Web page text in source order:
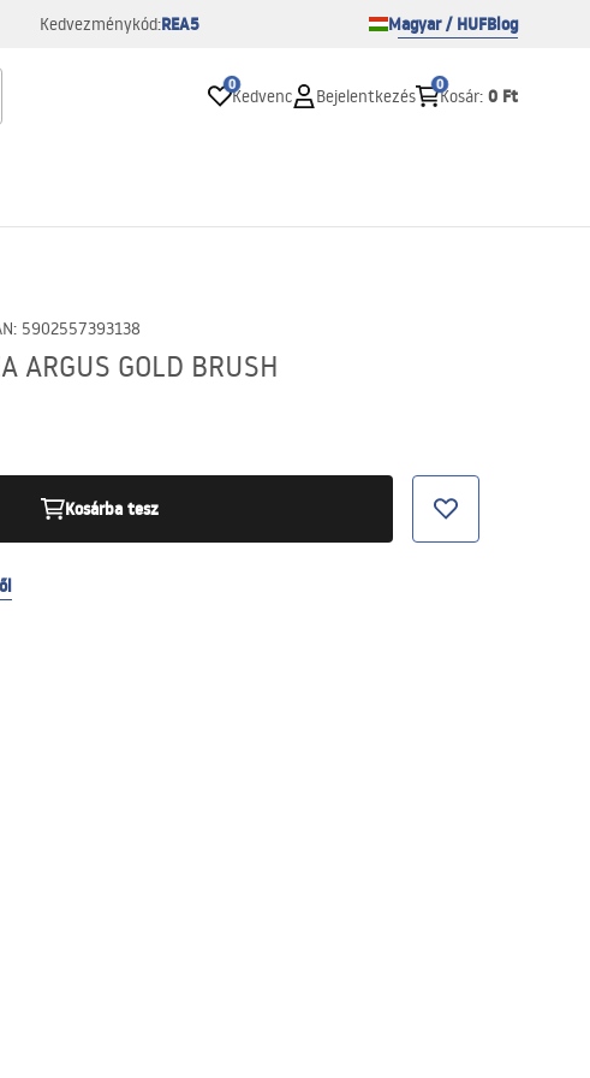
Kedvezménykód:REA5 Magyar / HUFBlog
0
Kedvenc Bejelentkezés
0
Kosár: 0 Ft
: 5902557393138
ARGUS GOLD BRUSH
Kosárba tesz